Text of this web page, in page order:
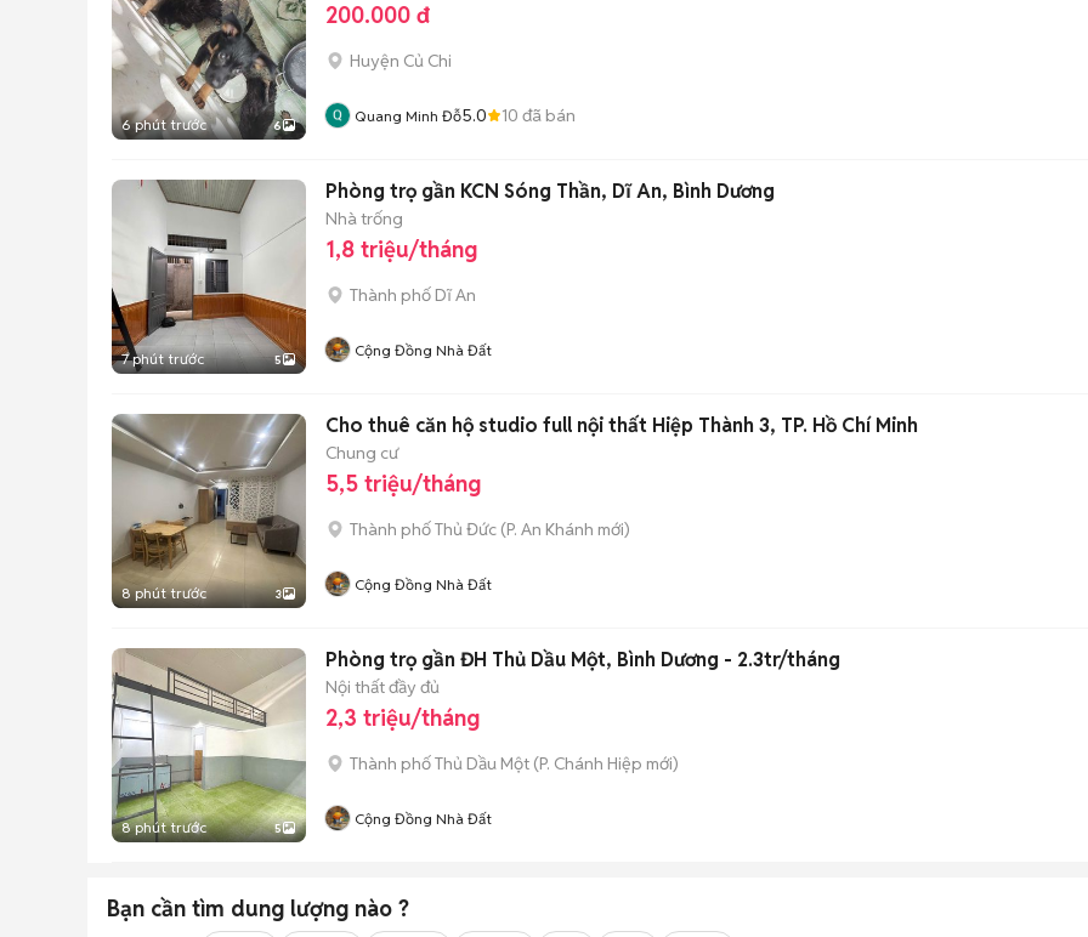
6 phút trước 6
200.000 đ
Huyện Củ Chi
Quang Minh Đỗ5.0 10 đã bán
7 phút trước 5
Phòng trọ gần KCN Sóng Thần, Dĩ An, Bình Dương
Nhà trống
1,8 triệu/tháng
Thành phố Dĩ An
Cộng Đồng Nhà Đất
8 phút trước 3
Cho thuê căn hộ studio full nội thất Hiệp Thành 3, TP. Hồ Chí Minh
Chung cư
5,5 triệu/tháng
Thành phố Thủ Đức (P. An Khánh mới)
Cộng Đồng Nhà Đất
8 phút trước 5
Phòng trọ gần ĐH Thủ Dầu Một, Bình Dương - 2.3tr/tháng
Nội thất đầy đủ
2,3 triệu/tháng
Thành phố Thủ Dầu Một (P. Chánh Hiệp mới)
Cộng Đồng Nhà Đất
Bạn cần tìm dung lượng nào ?